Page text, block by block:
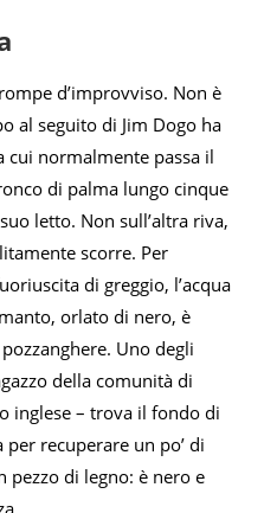
d’improvviso. Non è
al seguito di Jim Dogo ha
cui normalmente passa il
di palma lungo cinque
letto. Non sull’altra riva,
scorre. Per
di greggio, l’acqua
orlato di nero, è
Uno degli
della comunità di
inglese – trova il fondo di
recuperare un po’ di
pezzo di legno: è nero e